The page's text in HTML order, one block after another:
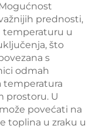
prednosti,
temperaturu u
što
s
odmah
temperatura
prostoru. U
povećati na
toplina u zraku u